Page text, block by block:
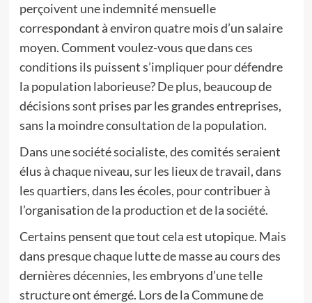
perçoivent une indemnité mensuelle
correspondant à environ quatre mois d’un salaire
moyen. Comment voulez-vous que dans ces
conditions ils puissent s’impliquer pour défendre
la population laborieuse? De plus, beaucoup de
décisions sont prises par les grandes entreprises,
sans la moindre consultation de la population.
Dans une société socialiste, des comités seraient
élus à chaque niveau, sur les lieux de travail, dans
les quartiers, dans les écoles, pour contribuer à
l’organisation de la production et de la société.
Certains pensent que tout cela est utopique. Mais
dans presque chaque lutte de masse au cours des
dernières décennies, les embryons d’une telle
structure ont émergé. Lors de la Commune de